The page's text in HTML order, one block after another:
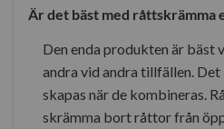
Är det bäst med råttskrämma
Den enda produkten är bäst
andra vid andra tillfällen.
skapas när de kombineras.
skrämma bort råttor från